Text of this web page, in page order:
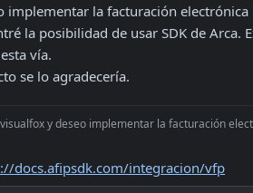
implementar la facturación
la posibilidad de usar SDK de
vía.
se lo agradecería.
y deseo implementar la facturación
docs.afipsdk.com/integracion/vfp